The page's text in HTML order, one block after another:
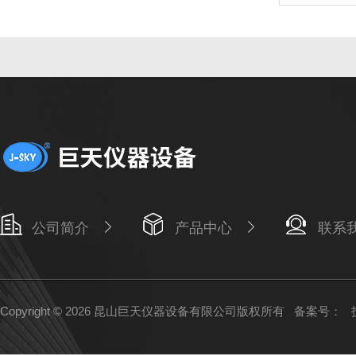
公司简介 产品中心 联系
Copyright © 2026 昆山巨天仪器设备有限公司版权所有 备案号：